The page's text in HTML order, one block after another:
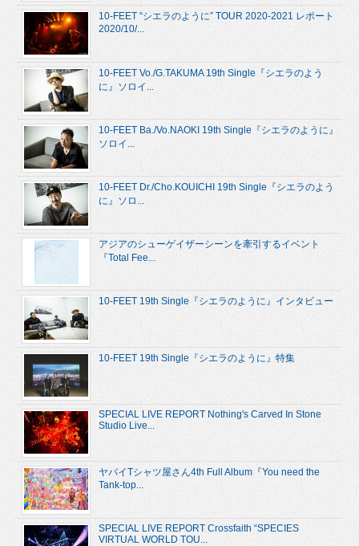
10-FEET “シエラのように” TOUR 2020-2021 レポート
2020/10/...
10-FEET Vo./G.TAKUMA 19th Single『シエラのよう
に』ソロイ...
10-FEET Ba./Vo.NAOKI 19th Single『シエラのように』
ソロイ...
10-FEET Dr./Cho.KOUICHI 19th Single『シエラのよう
に』ソロ...
アジアのシューゲイザーシーンを牽引するイベント
『Total Fee...
10-FEET 19th Single『シエラのように』インタビュー
10-FEET 19th Single『シエラのように』特集
SPECIAL LIVE REPORT Nothing's Carved In Stone
Studio Live...
ヤバイTシャツ屋さん4th Full Album『You need the
Tank-top...
SPECIAL LIVE REPORT Crossfaith “SPECIES
VIRTUAL WORLD TOU...